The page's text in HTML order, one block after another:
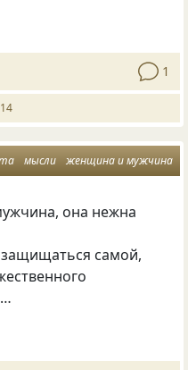
1
мысли женщина и мужчина
она нежна
самой,